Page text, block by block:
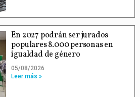
En 2027 podrán ser jurados
populares 8.000 personas en
igualdad de género
05/08/2026
Leer más »